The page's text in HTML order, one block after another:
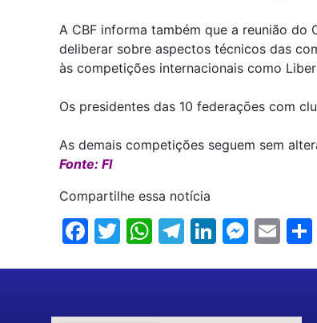
A CBF informa também que a reunião do
deliberar sobre aspectos técnicos das
às competições internacionais como
Os presidentes das 10 federações com
As demais competições seguem sem
Fonte: FI
Compartilhe essa notícia
Facebook
Twitter
WhatsApp
Telegram
LinkedIn